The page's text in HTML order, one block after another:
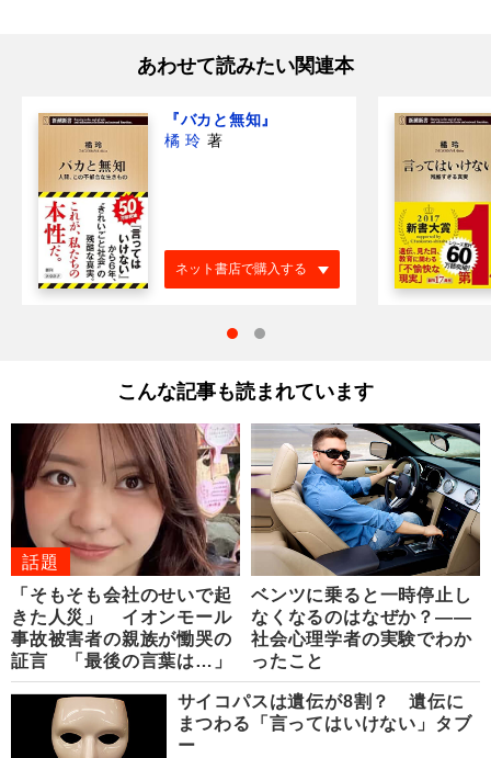
あわせて読みたい関連本
『バカと無知』
橘 玲 著
ネット書店で購入する
こんな記事も読まれています
話題
「そもそも会社のせいで起
きた人災」 イオンモール
事故被害者の親族が慟哭の
証言 「最後の言葉は…」
ベンツに乗ると一時停止し
なくなるのはなぜか？――
社会心理学者の実験でわか
ったこと
サイコパスは遺伝が8割？ 遺伝に
まつわる「言ってはいけない」タブ
ー